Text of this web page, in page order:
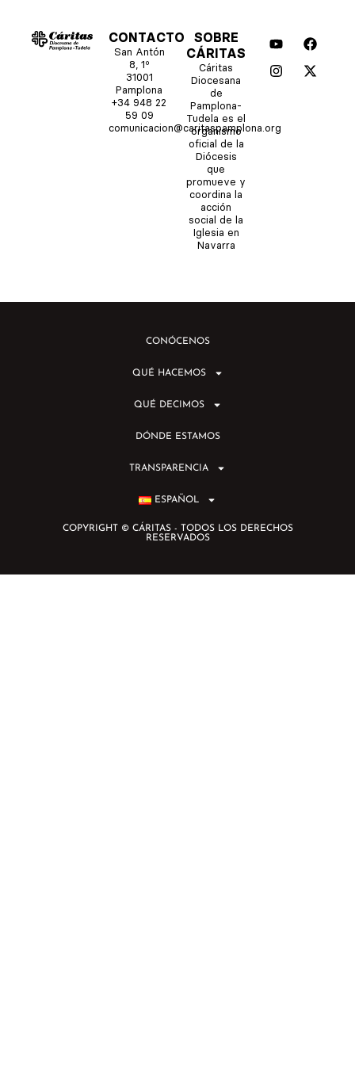
CONTACTO
San Antón
8, 1º
31001
Pamplona
+34 948 22
59 09
comunicacion@caritaspamplona.org
SOBRE
CÁRITAS
Cáritas
Diocesana
de
Pamplona-
Tudela es el
organismo
oficial de la
Diócesis
que
promueve y
coordina la
acción
social de la
Iglesia en
Navarra
Y
o
u
t
F
a
c
e
I
n
s
t
a
X
-
t
w
CONÓCENOS
QUÉ HACEMOS
QUÉ DECIMOS
DÓNDE ESTAMOS
TRANSPARENCIA
ESPAÑOL
COPYRIGHT © CÁRITAS - TODOS LOS DERECHOS
RESERVADOS